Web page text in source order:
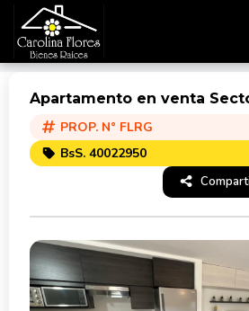
Apartamento en venta
PROP. N° FLRG
BsS. 40022950